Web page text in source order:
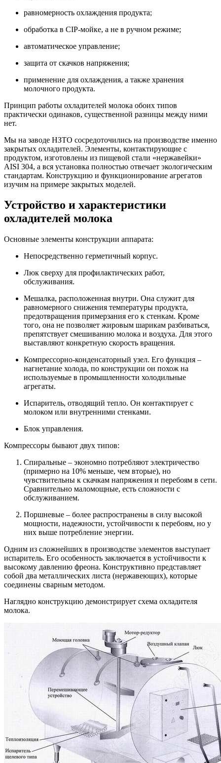
равномерность охлаждения продукта;
обработка в CIP-мойке, а не в ручном режиме;
автоматическое управление;
защита от скачков напряжения;
применение для охлаждения, а также хранения
молочного продукта.
Принцип работы охладителей молока обоих типов
практически одинаков, существенной разницы между ними
нет.
Мы на заводе НЗТО сосредоточились на производстве именно
закрытых охладителей. Элементы, контактирующие с
продуктом, изготовлены из пищевой стали «нержавейки»
AISI 304, а вся установка полностью отвечает экологическим
стандартам. Конструкцию и функционирование агрегатов
изучим на примере закрытых моделей.
Устройство и характеристики
охладителей молока
Основные элементы конструкции аппарата:
Непосредственно герметичный корпус.
Люк сверху для профилактических работ,
обслуживания.
Мешалка, расположенная внутри. Она служит для
равномерного снижения температуры продукта,
предотвращения примерзания его к стенкам. Кроме
того, она не позволяет жировым шарикам разбиваться,
препятствует смешиванию молока и воздуха. Для этого
выставляют конкретную скорость вращения.
Компрессорно-конденсаторный узел. Его функция –
нагнетание холода, по конструкции он похож на
используемые в промышленности холодильные
агрегаты.
Испаритель, отводящий тепло. Он контактирует с
молоком или внутренними стенками.
Блок управления.
Компрессоры бывают двух типов:
Спиральные – экономно потребляют электричество
(примерно на 10% меньше, чем вторые), но
чувствительны к скачкам напряжения и перебоям в сети.
Сравнительно маломощные, есть сложности с
обслуживанием.
Поршневые – более распространены в силу высокой
мощности, надежности, устойчивости к перебоям, но у
них выше потребление энергии.
Одним из сложнейших в производстве элементов выступает
испаритель. Его особенность заключается в устойчивости к
высокому давлению фреона. Конструктивно представляет
собой два металлических листа (нержавеющих), которые
соединены сварным методом.
Наглядно конструкцию демонстрирует схема охладителя
молока.